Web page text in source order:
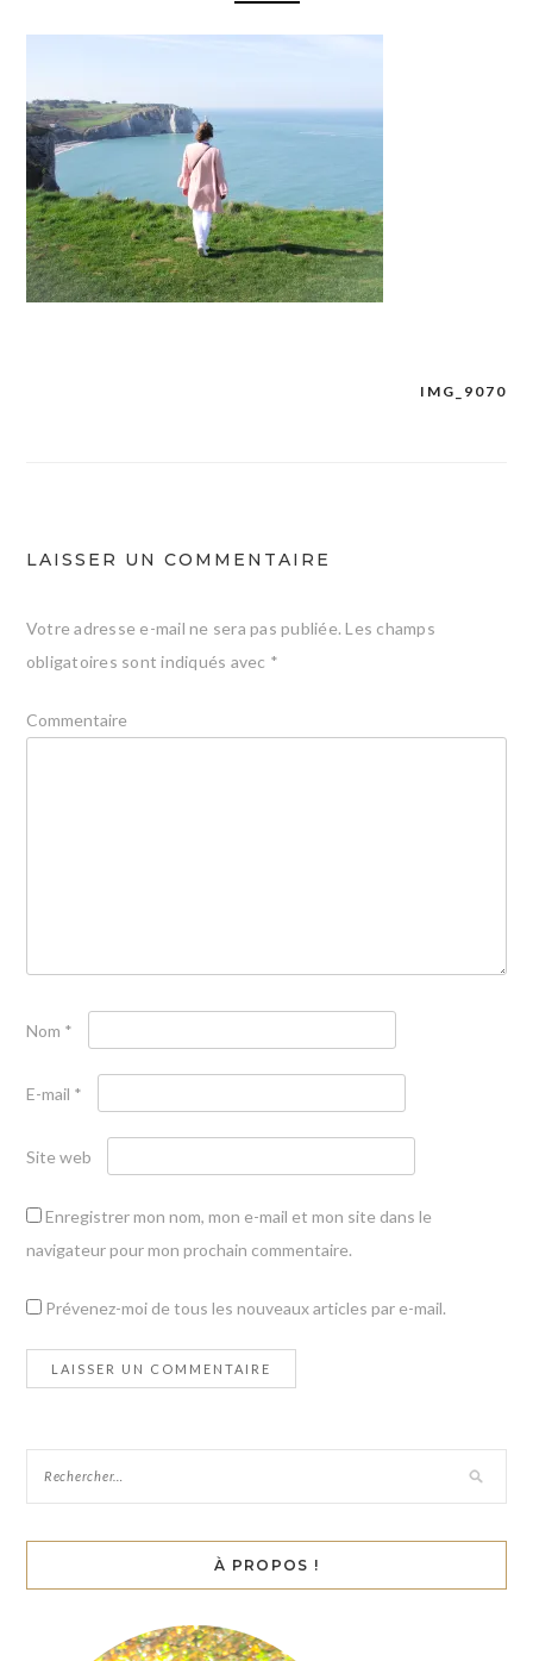
IMG_9070
LAISSER UN COMMENTAIRE
Votre adresse e-mail ne sera pas publiée. Les champs
obligatoires sont indiqués avec *
Commentaire
Nom *
E-mail *
Site web
Enregistrer mon nom, mon e-mail et mon site dans le
navigateur pour mon prochain commentaire.
Prévenez-moi de tous les nouveaux articles par e-mail.
À PROPOS !